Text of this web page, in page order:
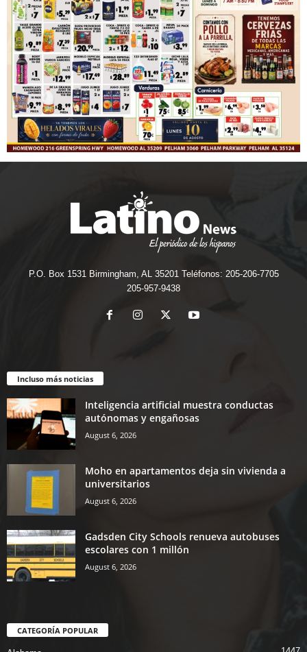
P.O. Box 1531 Birmingham, AL 35201 Teléfonos: 205-206-7705
205-957-9438
Incluso más noticias
Inteligencia artificial muestra conductas
autónomas y engañosas
August 6, 2026
Moho en apartamentos deja sin vivienda a
universitarios
August 6, 2026
Gadsden City Schools renueva autobuses
escolares con 1 millón
August 6, 2026
CATEGORÍA POPULAR